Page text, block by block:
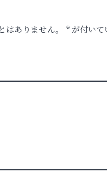
ありません。 *が付いて